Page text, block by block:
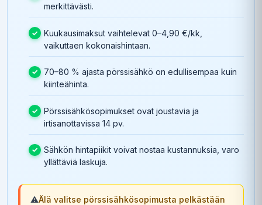
merkittävästi.
Kuukausimaksut vaihtelevat 0–4,90 €/kk,
vaikuttaen kokonaishintaan.
70–80 % ajasta pörssisähkö on edullisempaa kuin
kiinteähinta.
Pörssisähkösopimukset ovat joustavia ja
irtisanottavissa 14 pv.
Sähkön hintapiikit voivat nostaa kustannuksia, varo
yllättäviä laskuja.
⚠️Älä valitse pörssisähkösopimusta pelkästään